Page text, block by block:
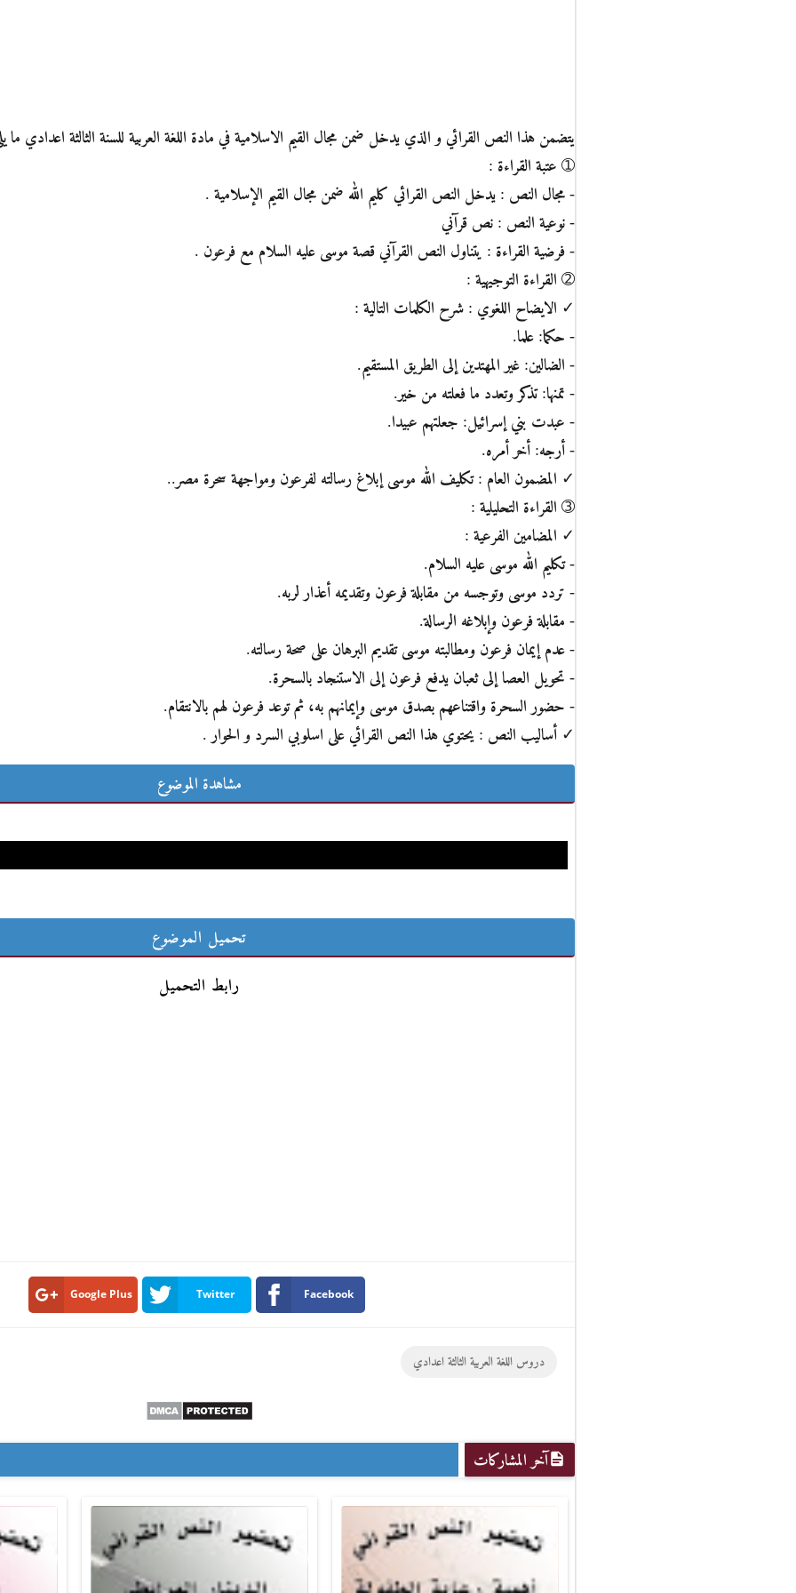
يتضمن هذا النص القرائي و الذي يدخل ضمن مجال القيم الاسلامية في مادة اللغة العربية للسنة الثالثة اعدادي ما
➀ عتبة القراءة :
- مجال النص : يدخل النص القرائي كليم الله ضمن مجال القيم الإسلامية .
- نوعية النص : نص قرآني
- فرضية القراءة : يتناول النص القرآني قصة موسى عليه السلام مع فرعون .
➁ القراءة التوجيهية :
✓ الايضاح اللغوي : شرح الكلمات التالية :
- حكما: علما.
- الضالين: غير المهتدين إلى الطريق المستقيم.
- تمنها: تذكر وتعدد ما فعلته من خير.
- عبدت بني إسرائيل: جعلتهم عبيدا.
- أرجه: أخر أمره.
✓ المضمون العام : تكليف الله موسى إبلاغ رسالته لفرعون ومواجهة سحرة مصر..
➂ القراءة التحليلية :
✓ المضامين الفرعية :
- تكليم الله موسى عليه السلام.
- تردد موسى وتوجسه من مقابلة فرعون وتقديمه أعذار لربه.
- مقابلة فرعون وإبلاغه الرسالة.
- عدم إيمان فرعون ومطالبته موسى تقديم البرهان على صحة رسالته.
- تحويل العصا إلى ثعبان يدفع فرعون إلى الاستنجاد بالسحرة.
- حضور السحرة واقتناعهم بصدق موسى وإيمانهم به، ثم توعد فرعون لهم بالانتقام.
✓ أساليب النص : يحتوي هذا النص القرائي على اسلوبي السرد و الحوار .
مشاهدة الموضوع
تحميل الموضوع
رابط التحميل
Facebook
Twitter
Google Plus
دروس اللغة العربية الثالثة اعدادي
آخر المشاركات